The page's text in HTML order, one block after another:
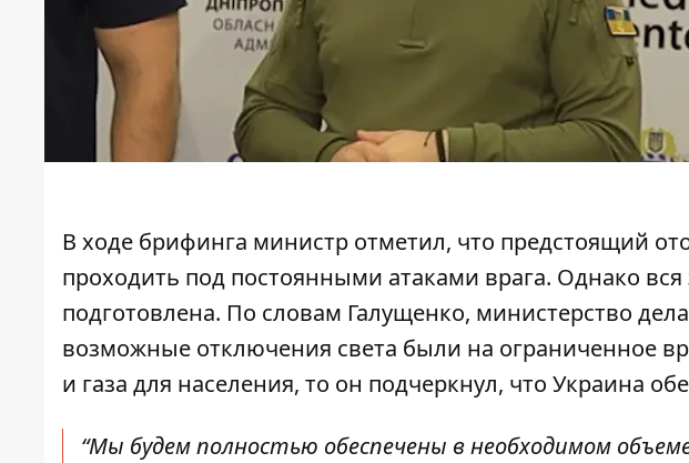
В ходе брифинга министр отметил, что предстоящий
проходить под постоянными атаками врага. Однако вся
подготовлена. По словам Галущенко, министерство
возможные отключения света были на ограниченное
и газа для населения, то он подчеркнул, что Украина
“Мы будем полностью обеспечены в необходимом